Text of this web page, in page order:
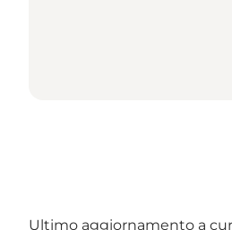
Ultimo aggiornamento a